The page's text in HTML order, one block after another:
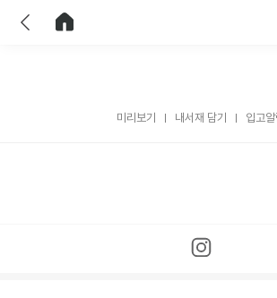
미리보기 내서재 담기 입고알